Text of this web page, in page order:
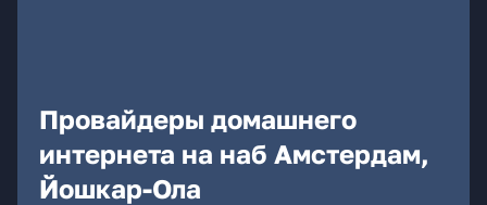
Провайдеры домашнего
интернета на наб Амстердам,
Йошкар-Ола